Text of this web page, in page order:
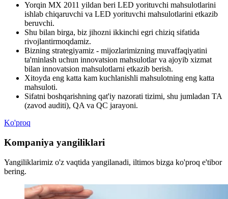
Yorqin MX 2011 yildan beri LED yorituvchi mahsulotlarini
ishlab chiqaruvchi va LED yorituvchi mahsulotlarini etkazib
beruvchi.
Shu bilan birga, biz jihozni ikkinchi egri chiziq sifatida
rivojlantirmoqdamiz.
Bizning strategiyamiz - mijozlarimizning muvaffaqiyatini
ta'minlash uchun innovatsion mahsulotlar va ajoyib xizmat
bilan innovatsion mahsulotlarni etkazib berish.
Xitoyda eng katta kam kuchlanishli mahsulotning eng katta
mahsuloti.
Sifatni boshqarishning qat'iy nazorati tizimi, shu jumladan TA
(zavod auditi), QA va QC jarayoni.
Ko'proq
Kompaniya yangiliklari
Yangiliklarimiz o'z vaqtida yangilanadi, iltimos bizga ko'proq e'tibor
bering.